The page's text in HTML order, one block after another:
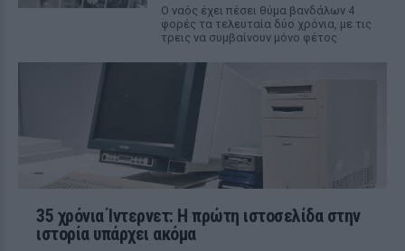
Ο ναός έχει πέσει θύμα βανδάλων 4
φορές τα τελευταία δύο χρόνια, με τις
τρεις να συμβαίνουν μόνο φέτος
35 χρόνια Ίντερνετ: Η πρώτη ιστοσελίδα στην
ιστορία υπάρχει ακόμα